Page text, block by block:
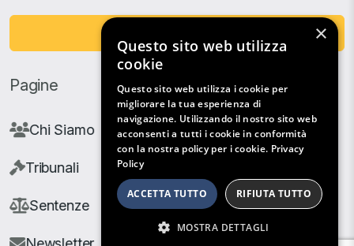
Pagine
Chi Siamo
Tribunali
Sentenze
×
Questo sito web utilizza
cookie
Questo sito web utilizza i cookie per
migliorare la tua esperienza di
navigazione. Utilizzando il nostro sito web
acconsenti a tutti i cookie in conformità
con la nostra policy per i cookie. Privacy
Policy
ACCETTA TUTTO RIFIUTA TUTTO
MOSTRA DETTAGLI